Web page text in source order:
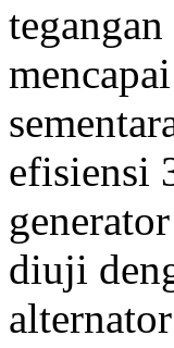
efisiensi
diuji